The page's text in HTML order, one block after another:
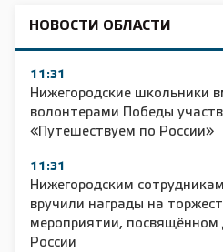
НОВОСТИ ОБЛАСТИ
11:31
Нижегородские школьники
волонтерами Победы
«Путешествуем по России»
11:31
Нижегородским
вручили награды на
мероприятии,
России